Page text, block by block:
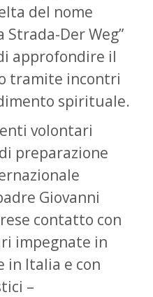
del nome
Strada-Der Weg”
approfondire il
tramite incontri
spirituale.
volontari
preparazione
Giovanni
contatto con
impegnate in
in Italia e con
–